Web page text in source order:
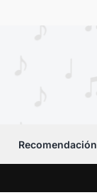
Recomendación